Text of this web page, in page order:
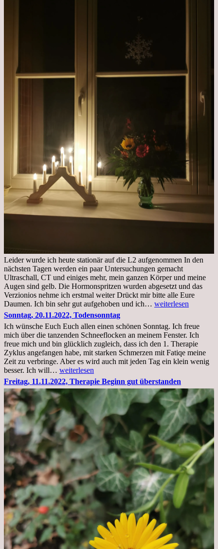
Leider wurde ich heute stationär auf die L2 aufgenommen In den
nächsten Tagen werden ein paar Untersuchungen gemacht
Ultraschall, CT und einiges mehr, mein ganzen Körper und meine
Augen sind gelb. Die Hormonspritzen wurden abgesetzt und das
Verzionios nehme ich erstmal weiter Drückt mir bitte alle Eure
Daumen. Ich bin sehr gut aufgehoben und ich… Mittwoch.
Krankenhaus
stationär
weiterlesen
Sonntag, 20.11.2022, Todensonntag
Ich wünsche Euch Euch allen einen schönen Sonntag. Ich freue
mich über die tanzenden Schneeflocken an meinem Fenster. Ich
freue mich und bin glücklich zugleich, dass ich den 1. Therapie
Zyklus angefangen habe, mit starken Schmerzen mit Fatiqe meine
Zeit zu verbringe. Aber es wird auch mit jeden Tag ein klein wenig
besser. Ich will… Sonntag,
20.11.2022,
Todensonntag
weiterlesen
Freitag, 11.11.2022, Therapie Beginn gut überstanden